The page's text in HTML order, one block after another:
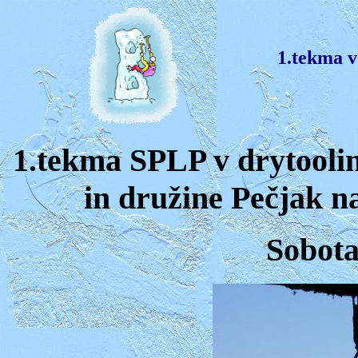
1.tekma
1.tekma SPLP v
in družine Pečjak